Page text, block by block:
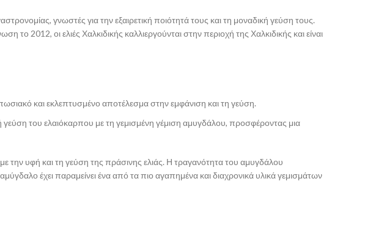
γνωστές για την εξαιρετική ποιότητά τους και τη μοναδική γεύση τους.
το 2012, οι ελιές Χαλκιδικής καλλιεργούνται στην περιοχή της Χαλκιδικής και είναι
και εκλεπτυσμένο αποτέλεσμα στην εμφάνιση και τη γεύση.
του ελαιόκαρπου με τη γεμισμένη γέμιση αμυγδάλου, προσφέροντας μια
την υφή και τη γεύση της πράσινης ελιάς. Η τραγανότητα του αμυγδάλου
έχει παραμείνει ένα από τα πιο αγαπημένα και διαχρονικά υλικά γεμισμάτων